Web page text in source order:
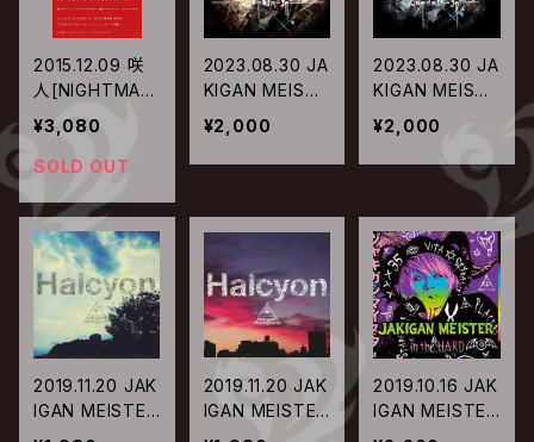
2015.12.09 咲
人[NIGHTMAR
E] / TABISITE
vol.3 NEW YO
RK編
¥3,080
SOLD OUT
2023.08.30 JA
KIGAN MEISTE
R / Que sais-j
e?【Type-A】
¥2,000
2023.08.30 JA
KIGAN MEISTE
R / Que sais-j
e?【Type-B】
¥2,000
2019.11.20 JAK
IGAN MEISTER
/ Halcyon【TY
2019.11.20 JAK
IGAN MEISTER
/ Halcyon【TY
2019.10.16 JAK
IGAN MEISTER
/ in the HARD